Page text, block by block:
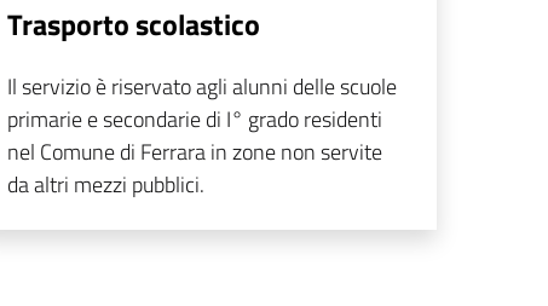
Trasporto scolastico
Il servizio è riservato agli alunni delle scuole
primarie e secondarie di I° grado residenti
nel Comune di Ferrara in zone non servite
da altri mezzi pubblici.